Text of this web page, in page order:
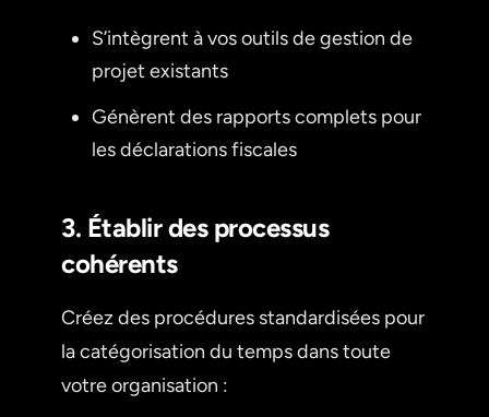
S’intègrent à vos outils de gestion de
projet existants
Génèrent des rapports complets pour
les déclarations fiscales
3. Établir des processus
cohérents
Créez des procédures standardisées pour
la catégorisation du temps dans toute
votre organisation :